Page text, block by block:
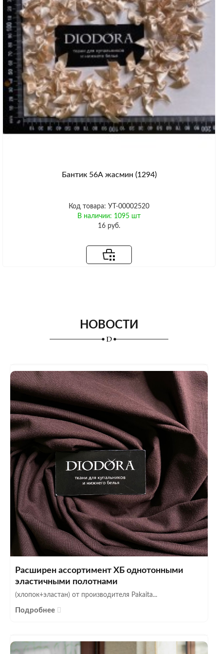
Бантик 56А жасмин (1294)
Код товара: УТ-00002520
В наличии: 1095 шт
16 руб.
НОВОСТИ
Расширен ассортимент ХБ однотонными
эластичными полотнами
(хлопок+эластан) от производителя Pakaita...
Подробнее